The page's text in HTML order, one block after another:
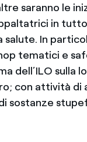
saranno le
in
salute. In
tematici e
dell’ILO sulla
con attività
sostanze